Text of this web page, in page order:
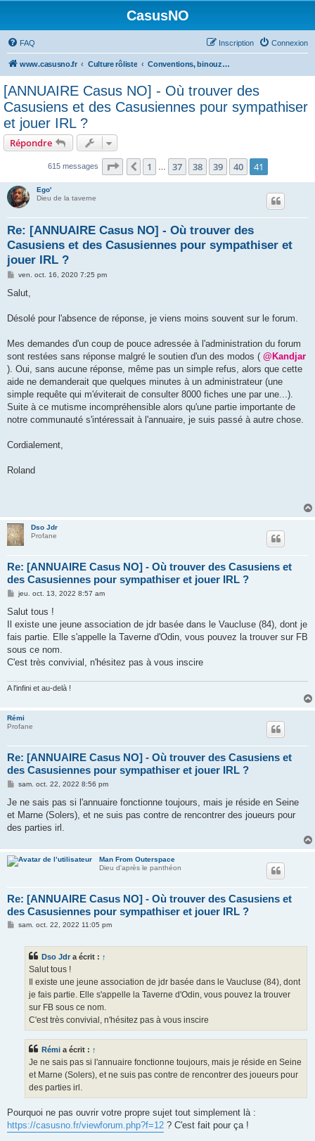
CasusNO
FAQ Connexion
Inscription
www.casusno.fr Culture rôliste Conventions, binouzes et recherche de joueurs
[ANNUAIRE Casus NO] - Où trouver des
Casusiens et des Casusiennes pour sympathiser
et jouer IRL ?
Répondre
615 messages Page 41 sur 41
Précédent
1 37 38 39 40 41
Ego'
Dieu de la taverne
Re: [ANNUAIRE Casus NO] - Où trouver des
Casusiens et des Casusiennes pour sympathiser et
jouer IRL ?
M
s
g
ven. oct. 16, 2020 7:25 pm
Salut,
Désolé pour l'absence de réponse, je viens moins souvent sur le forum.
Mes demandes d'un coup de pouce adressée à l'administration du forum
sont restées sans réponse malgré le soutien d'un des modos ( @Kandjar
). Oui, sans aucune réponse, même pas un simple refus, alors que cette
aide ne demanderait que quelques minutes à un administrateur (une
simple requête qui m'éviterait de consulter 8000 fiches une par une...).
Suite à ce mutisme incompréhensible alors qu'une partie importante de
notre communauté s'intéressait à l'annuaire, je suis passé à autre chose.
Cordialement,
Roland
Dso Jdr
Profane
Re: [ANNUAIRE Casus NO] - Où trouver des Casusiens et
des Casusiennes pour sympathiser et jouer IRL ?
M
s
a
g
jeu. oct. 13, 2022 8:57 am
Salut tous !
Il existe une jeune association de jdr basée dans le Vaucluse (84), dont je
fais partie. Elle s'appelle la Taverne d'Odin, vous pouvez la trouver sur FB
sous ce nom.
C'est très convivial, n'hésitez pas à vous inscire
A l'infini et au-delà !
Rémi
Profane
Re: [ANNUAIRE Casus NO] - Où trouver des Casusiens et
des Casusiennes pour sympathiser et jouer IRL ?
M
s
a
g
sam. oct. 22, 2022 8:56 pm
Je ne sais pas si l'annuaire fonctionne toujours, mais je réside en Seine
et Marne (Solers), et ne suis pas contre de rencontrer des joueurs pour
des parties irl.
Man From Outerspace
Dieu d'après le panthéon
Re: [ANNUAIRE Casus NO] - Où trouver des Casusiens et
des Casusiennes pour sympathiser et jouer IRL ?
Msam. oct. 22, 2022 11:05 pm
Dso Jdr a écrit : ↑
Salut tous !
Il existe une jeune association de jdr basée dans le Vaucluse (84), dont
je fais partie. Elle s'appelle la Taverne d'Odin, vous pouvez la trouver
sur FB sous ce nom.
C'est très convivial, n'hésitez pas à vous inscire
Rémi a écrit : ↑
Je ne sais pas si l'annuaire fonctionne toujours, mais je réside en Seine
et Marne (Solers), et ne suis pas contre de rencontrer des joueurs pour
des parties irl.
Pourquoi ne pas ouvrir votre propre sujet tout simplement là :
https://casusno.fr/viewforum.php?f=12 ? C'est fait pour ça !